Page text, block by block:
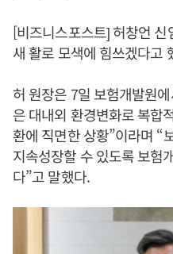
[비즈니스포스트] 허창언
새 활로 모색에 힘쓰겠다고
허 원장은 7일 보험개발원
은 대내외 환경변화로 복합
환에 직면한 상황”이라며 “
지속성장할 수 있도록 보험
다”고 말했다.